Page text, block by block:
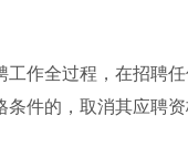
工作全过程，在招聘
条件的，取消其应聘资